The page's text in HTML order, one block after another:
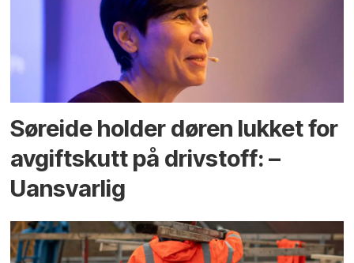
Søreide holder døren lukket for
avgiftskutt på drivstoff: –
Uansvarlig